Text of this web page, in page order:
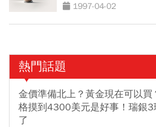
1997-04-02
熱門話題
金價準備北上？黃金現在可以
格摸到4300美元是好事！瑞銀
了